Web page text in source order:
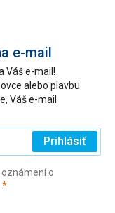
e-mail
Váš e-mail!
alebo plavbu
Váš e-mail
Prihlásiť
o
*(povinné)